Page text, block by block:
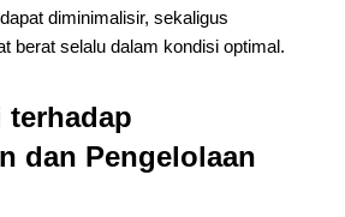
diminimalisir, sekaligus
berat selalu dalam kondisi optimal.
dan Pengelolaan